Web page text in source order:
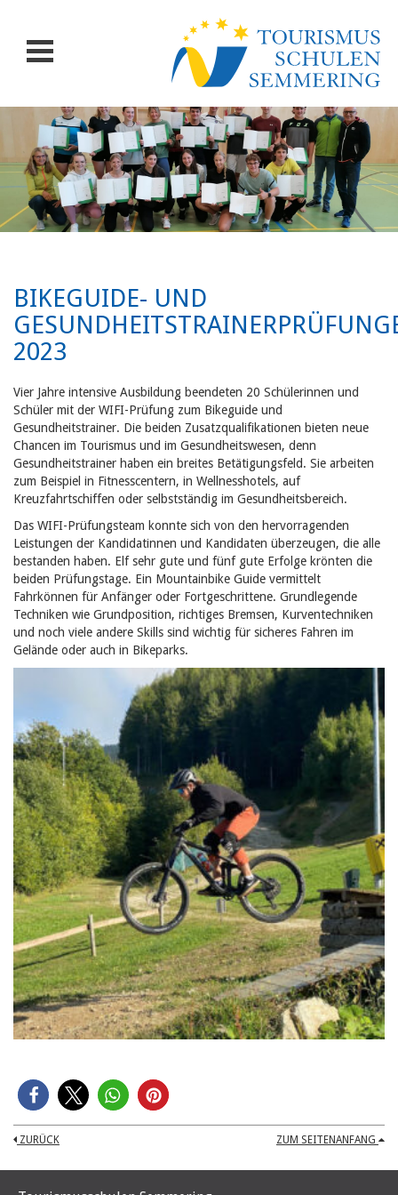
BIKEGUIDE- UND
2023
Vier Jahre intensive Ausbildung beendeten 20 Schülerinnen und
Schüler mit der WIFI-Prüfung zum Bikeguide und
Gesundheitstrainer. Die beiden Zusatzqualifikationen bieten neue
Chancen im Tourismus und im Gesundheitswesen, denn
Gesundheitstrainer haben ein breites Betätigungsfeld. Sie arbeiten
zum Beispiel in Fitnesscentern, in Wellnesshotels, auf
Kreuzfahrtschiffen oder selbstständig im Gesundheitsbereich.
Das WIFI-Prüfungsteam konnte sich von den hervorragenden
Leistungen der Kandidatinnen und Kandidaten überzeugen, die alle
bestanden haben. Elf sehr gute und fünf gute Erfolge krönten die
beiden Prüfungstage. Ein Mountainbike Guide vermittelt
Fahrkönnen für Anfänger oder Fortgeschrittene. Grundlegende
Techniken wie Grundposition, richtiges Bremsen, Kurventechniken
und noch viele andere Skills sind wichtig für sicheres Fahren im
Gelände oder auch in Bikeparks.
ZURÜCK ZUM SEITENANFANG